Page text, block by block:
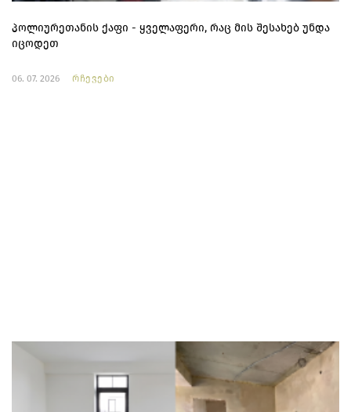
პოლიურეთანის ქაფი - ყველაფერი, რაც მის შესახებ უნდა
იცოდეთ
06. 07. 2026 რჩევები